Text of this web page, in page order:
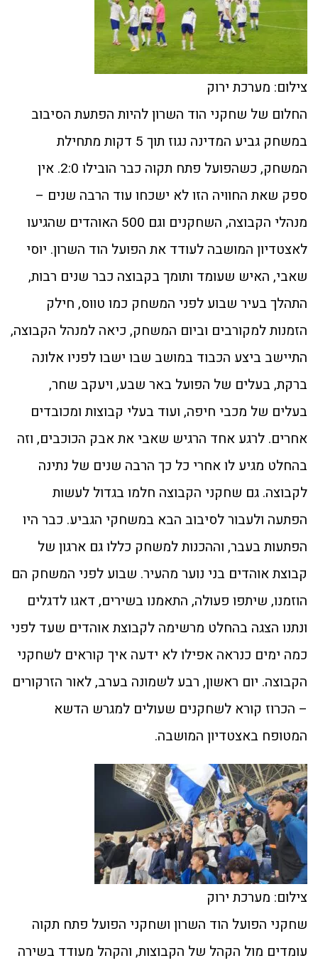
צילום: מערכת ירוק
החלום של שחקני הוד השרון להיות הפתעת הסיבוב
במשחק גביע המדינה נגוז תוך 5 דקות מתחילת
המשחק, כשהפועל פתח תקוה כבר הובילו 2:0. אין
ספק שאת החוויה הזו לא ישכחו עוד הרבה שנים –
מנהלי הקבוצה, השחקנים וגם 500 האוהדים שהגיעו
לאצטדיון המושבה לעודד את הפועל הוד השרון. יוסי
שאבי, האיש שעומד ותומך בקבוצה כבר שנים רבות,
התהלך בעיר שבוע לפני המשחק כמו טווס, חילק
הזמנות למקורבים וביום המשחק, כיאה למנהל הקבוצה,
התיישב ביצע הכבוד במושב שבו ישבו לפניו אלונה
ברקת, בעלים של הפועל באר שבע, ויעקב שחר,
בעלים של מכבי חיפה, ועוד בעלי קבוצות ומכובדים
אחרים. לרגע אחד הרגיש שאבי את אבק הכוכבים, וזה
בהחלט מגיע לו אחרי כל כך הרבה שנים של נתינה
לקבוצה. גם שחקני הקבוצה חלמו בגדול לעשות
הפתעה ולעבור לסיבוב הבא במשחקי הגביע. כבר היו
הפתעות בעבר, וההכנות למשחק כללו גם ארגון של
קבוצת אוהדים בני נוער מהעיר. שבוע לפני המשחק הם
הוזמנו, שיתפו פעולה, התאמנו בשירים, דאגו לדגלים
ונתנו הצגה בהחלט מרשימה לקבוצת אוהדים שעד לפני
כמה ימים כנראה אפילו לא ידעה איך קוראים לשחקני
הקבוצה. יום ראשון, רבע לשמונה בערב, לאור הזרקורים
– הכרוז קורא לשחקנים שעולים למגרש הדשא
המטופח באצטדיון המושבה.
צילום: מערכת ירוק
שחקני הפועל הוד השרון ושחקני הפועל פתח תקוה
עומדים מול הקהל של הקבוצות, והקהל מעודד בשירה